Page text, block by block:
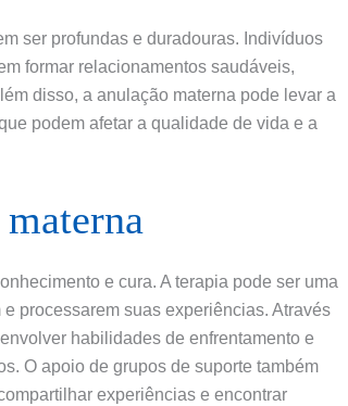
ser profundas e duradouras. Indivíduos
formar relacionamentos saudáveis,
disso, a anulação materna pode levar a
podem afetar a qualidade de vida e a
e cura. A terapia pode ser uma
processarem suas experiências. Através
habilidades de enfrentamento e
O apoio de grupos de suporte também
experiências e encontrar